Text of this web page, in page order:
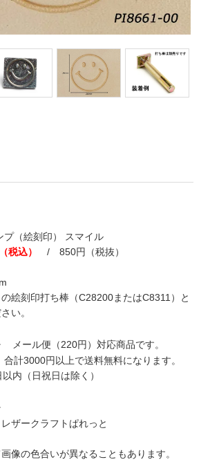
（絵刻印） スマイル
税込）
/ 850円（税抜）
絵刻印打ち棒（C28200またはC8311）と
い。
メール便（220円）対応商品です。
計3000円以上で送料無料になります。
内（日祝日は除く）
ザークラフトぱれっと
像の色合いが異なることもあります。